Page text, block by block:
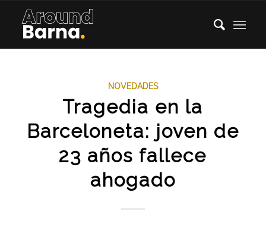
NOVEDADES
Tragedia en la
Barceloneta: joven de
23 años fallece
ahogado